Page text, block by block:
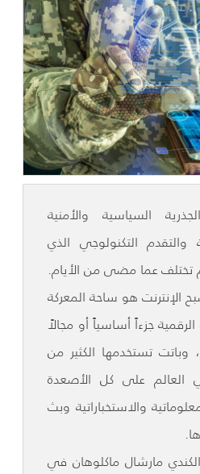
السياسية والأمنية
والتقدم التكنولوجي الذي
تختلف عما مضى من الأيام.
الإنترنت هو ساحة المعركة
جزءاً أساسياً أو مجالاً
تستخدمها الكثير من
على كل الأصعدة
والاستخباراتية وبث
مارشال ماكلوهان في